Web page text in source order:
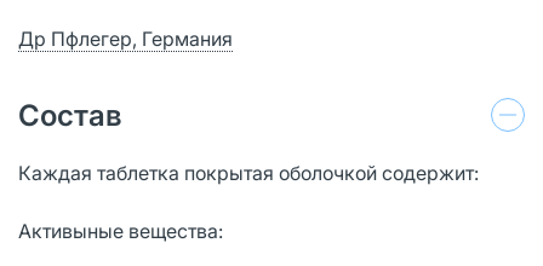
Др Пфлегер, Германия
Состав
Каждая таблетка покрытая оболочкой содержит:
Активыные вещества: